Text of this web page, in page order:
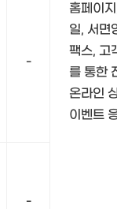
홈페이
일, 서면
팩스, 고
를 통한
온라인
이벤트
-
-